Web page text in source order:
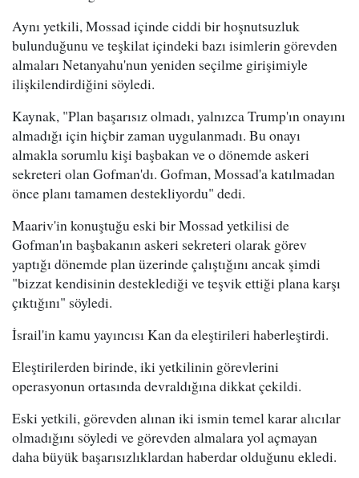
Aynı yetkili, Mossad içinde ciddi bir hoşnutsuzluk
bulunduğunu ve teşkilat içindeki bazı isimlerin görevden
almaları Netanyahu'nun yeniden seçilme girişimiyle
ilişkilendirdiğini söyledi.
Kaynak, "Plan başarısız olmadı, yalnızca Trump'ın onayını
almadığı için hiçbir zaman uygulanmadı. Bu onayı
almakla sorumlu kişi başbakan ve o dönemde askeri
sekreteri olan Gofman'dı. Gofman, Mossad'a katılmadan
önce planı tamamen destekliyordu" dedi.
Maariv'in konuştuğu eski bir Mossad yetkilisi de
Gofman'ın başbakanın askeri sekreteri olarak görev
yaptığı dönemde plan üzerinde çalıştığını ancak şimdi
"bizzat kendisinin desteklediği ve teşvik ettiği plana karşı
çıktığını" söyledi.
İsrail'in kamu yayıncısı Kan da eleştirileri haberleştirdi.
Eleştirilerden birinde, iki yetkilinin görevlerini
operasyonun ortasında devraldığına dikkat çekildi.
Eski yetkili, görevden alınan iki ismin temel karar alıcılar
olmadığını söyledi ve görevden almalara yol açmayan
daha büyük başarısızlıklardan haberdar olduğunu ekledi.